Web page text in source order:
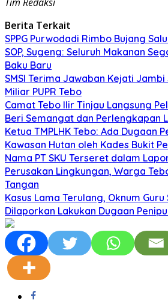
Berita Terkait
SPPG Purwodadi Rimbo Bujang
SOP, Sugeng: Seluruh Makanan
Baku Baru
SMSI Terima Jawaban Kejati Jambi
Miliar PUPR Tebo
Camat Tebo Ilir Tinjau Langsung
Beri Semangat dan Perlengkapan
Ketua TMPLHK Tebo: Ada Dugaan
Kawasan Hutan oleh Kades Bukit
Nama PT SKU Terseret dalam
Perusakan Lingkungan, Warga
Tangan
Kasus Lama Terulang, Oknum Guru
Dilaporkan Lakukan Dugaan